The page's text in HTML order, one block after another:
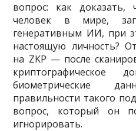
вопрос: как
человек в мире,
генеративным ИИ, при
настоящую личность?
на ZKP — после
криптографическое
биометрические
правильности такого
вопрос, который он
игнорировать.